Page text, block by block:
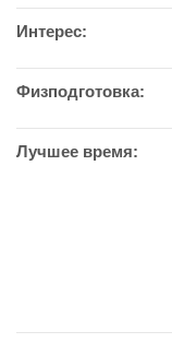
Интерес:
Физподготовка:
Лучшее время: